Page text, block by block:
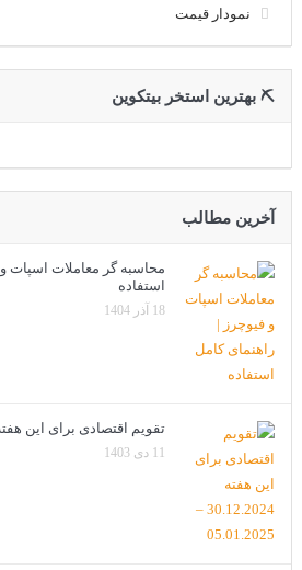
نمودار قیمت
⛏ بهترین استخر بیتکوین
آخرین مطالب
محاسبه گر معاملات اسپات
استفاده
18 آذر 1404
تقویم اقتصادی برای این هفته 30.12.2024 –
11 دی 1403